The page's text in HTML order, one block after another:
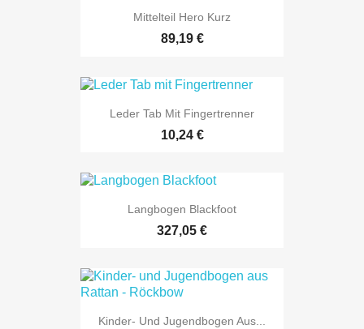
Mittelteil Hero Kurz
89,19 €
Leder Tab Mit Fingertrenner
10,24 €
Langbogen Blackfoot
327,05 €
Kinder- Und Jugendbogen Aus...